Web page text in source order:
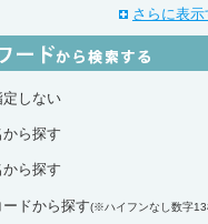
さらに表示
しない
ら探す
ら探す
ドから探す(※ハイフンなし数字13